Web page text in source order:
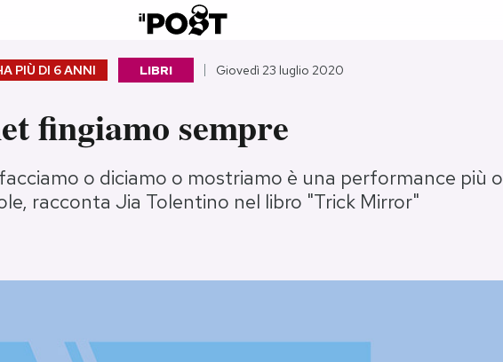
PIÙ DI 6 ANNI LIBRI Giovedì 23 luglio 2020
fingiamo sempre
o diciamo o mostriamo è una performance più o
racconta Jia Tolentino nel libro "Trick Mirror"